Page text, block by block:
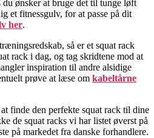
ønsker at bruge det til tunge løft
et fitnessgulv, for at passe på dit
her.
så er et squat rack
rack i dag, og tag skridtene mod at
inspiration til andre alsidige
prøve at læse om kabeltårne
finde den perfekte squat rack til dine
de squat racks vi har listet øverst på
på markedet fra danske forhandlere.